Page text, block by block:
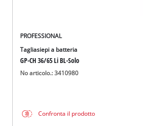
PROFESSIONAL
Tagliasiepi a batteria
GP-CH 36/65 Li BL-Solo
No articolo.: 3410980
Confronta il prodotto